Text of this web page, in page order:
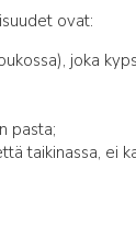
ovat:
joka
pasta;
taikinassa, ei